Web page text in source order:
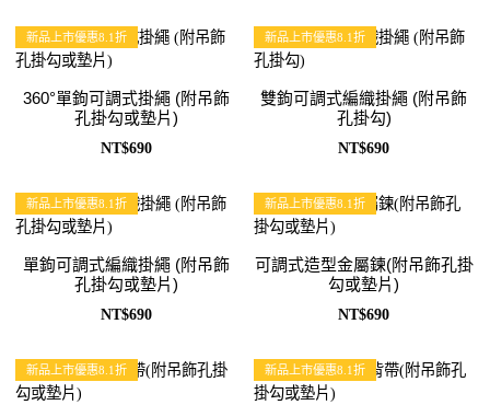
新品上市優惠8.1折
360°單鉤可調式掛繩 (附吊飾
孔掛勾或墊片)
NT$690
新品上市優惠8.1折
雙鉤可調式編織掛繩 (附吊飾
孔掛勾)
NT$690
新品上市優惠8.1折
單鉤可調式編織掛繩 (附吊飾
孔掛勾或墊片)
NT$690
新品上市優惠8.1折
可調式造型金屬鍊(附吊飾孔掛
勾或墊片)
NT$690
新品上市優惠8.1折 新品上市優惠8.1折